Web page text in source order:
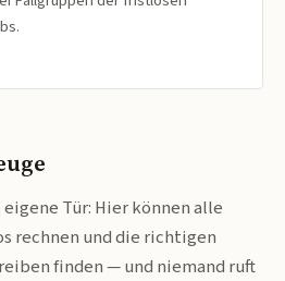
Tür: Hier können alle
rechnen und die richtigen
finden — und niemand ruft